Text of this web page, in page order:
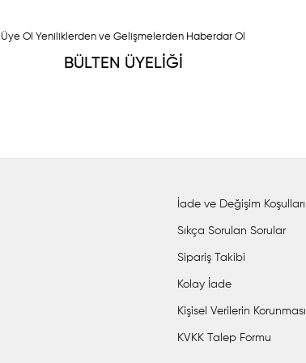
Üye Ol Yeniliklerden ve Gelişmelerden Haberdar Ol
BÜLTEN ÜYELİĞİ
İade ve Değişim Koşulları
Sıkça Sorulan Sorular
Sipariş Takibi
Kolay İade
Kişisel Verilerin Korunması
KVKK Talep Formu